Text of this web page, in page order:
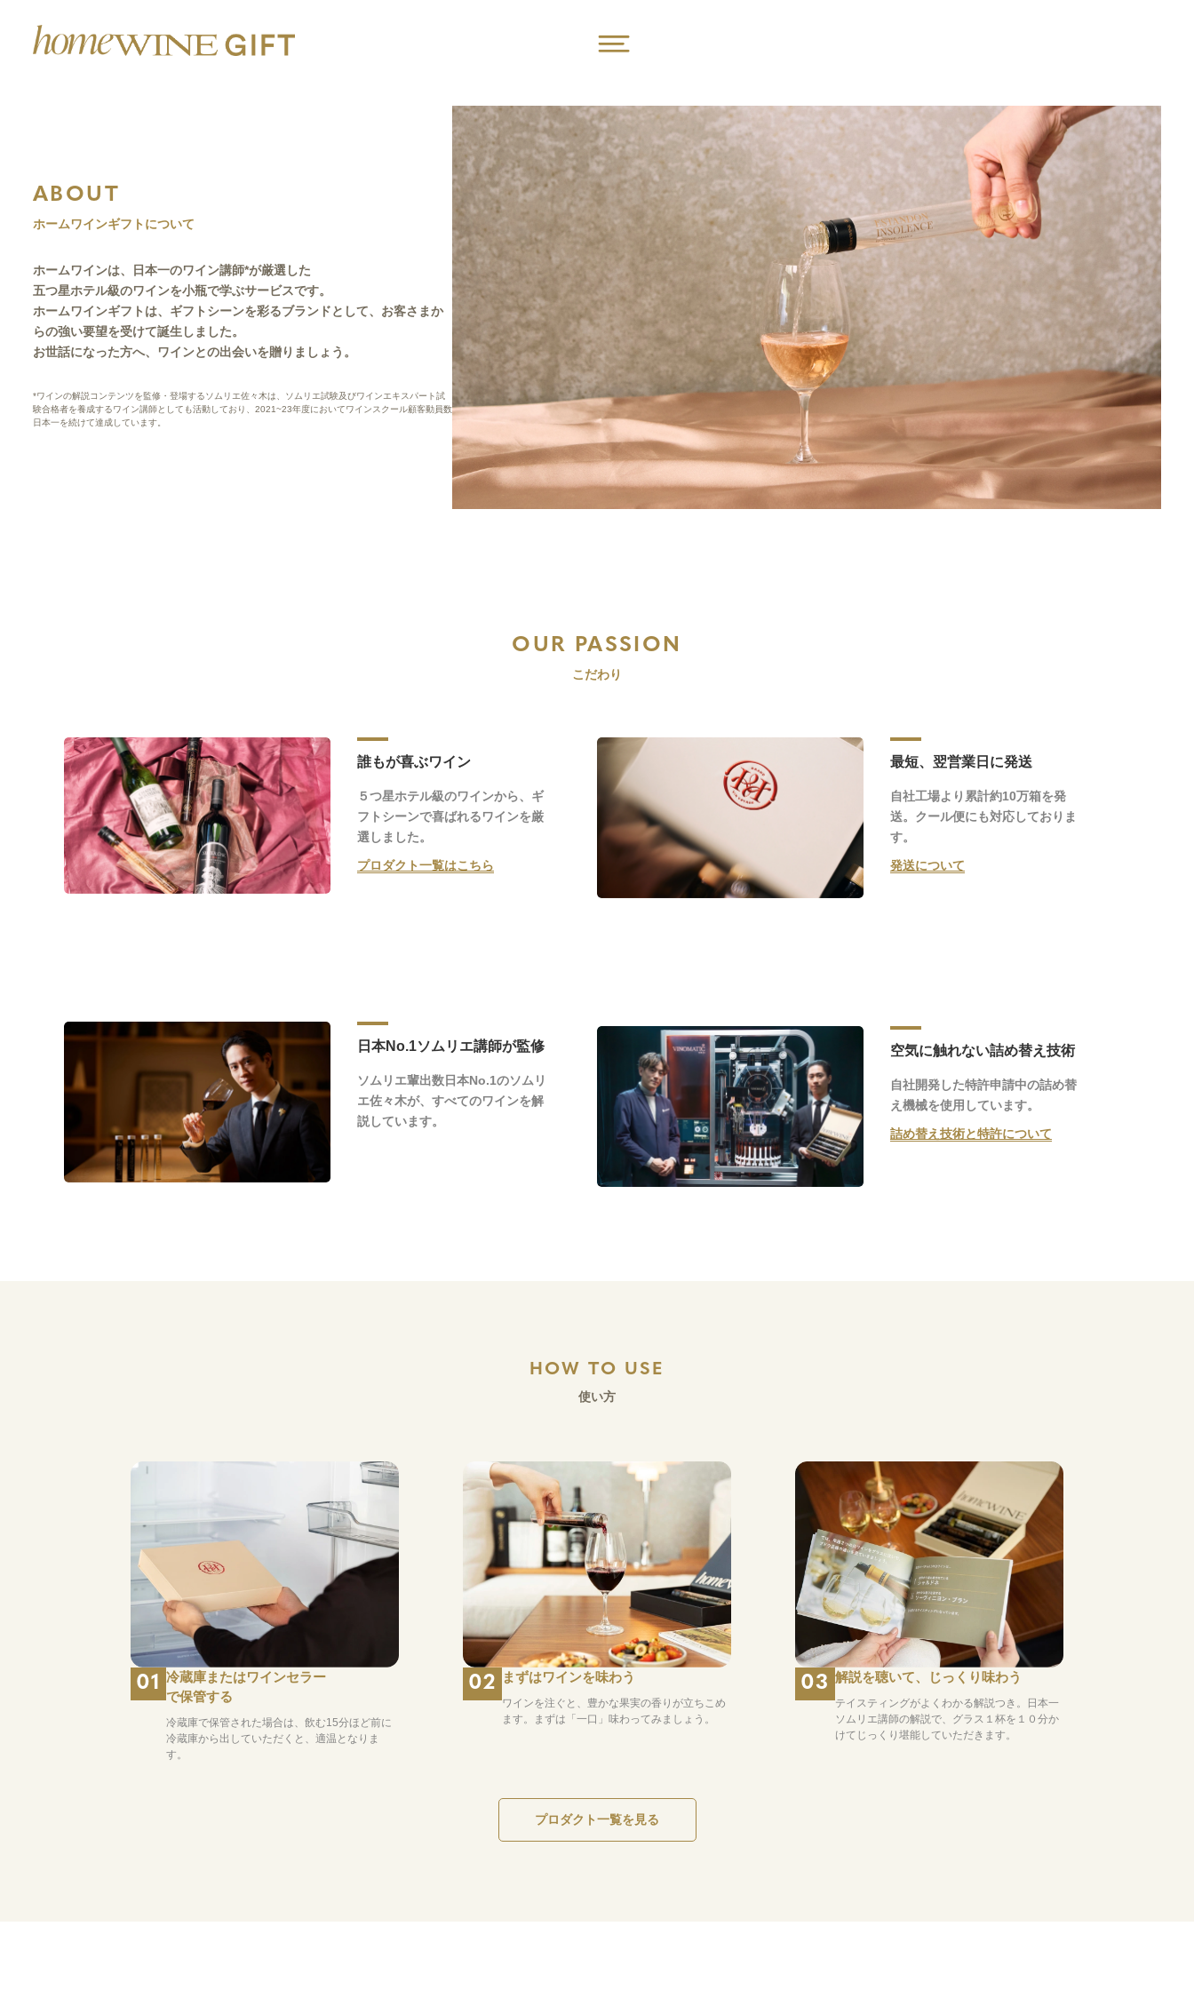
ABOUT
ホームワインギフトについて
ホームワインは、日本一のワイン講師*が厳選した
五つ星ホテル級のワインを小瓶で学ぶサービスです。
ホームワインギフトは、ギフトシーンを彩るブランドとして、お客さまか
らの強い要望を受けて誕生しました。
お世話になった方へ、ワインとの出会いを贈りましょう。
*ワインの解説コンテンツを監修・登場するソムリエ佐々木は、ソムリエ試験及びワインエキスパート試
験合格者を養成するワイン講師としても活動しており、2021~23年度においてワインスクール顧客動員数
日本一を続けて達成しています。
OUR PASSION
こだわり
誰もが喜ぶワイン
５つ星ホテル級のワインから、ギ
フトシーンで喜ばれるワインを厳
選しました。
プロダクト一覧はこちら
日本No.1ソムリエ講師が監修
ソムリエ輩出数日本No.1のソムリ
エ佐々木が、すべてのワインを解
説しています。
最短、翌営業日に発送
自社工場より累計約10万箱を発
送。クール便にも対応しておりま
す。
発送について
空気に触れない詰め替え技術
自社開発した特許申請中の詰め替
え機械を使用しています。
詰め替え技術と特許について
HOW TO USE
使い方
01 冷蔵庫またはワインセラー
で保管する
冷蔵庫で保管された場合は、飲む15分ほど前に
冷蔵庫から出していただくと、適温となりま
す。
02 まずはワインを味わう
ワインを注ぐと、豊かな果実の香りが立ちこめ
ます。まずは「一口」味わってみましょう。
03 解説を聴いて、じっくり味わう
テイスティングがよくわかる解説つき。日本一
ソムリエ講師の解説で、グラス１杯を１０分か
けてじっくり堪能していただきます。
プロダクト一覧を見る